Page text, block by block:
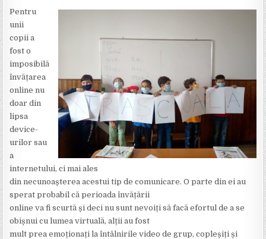
Pentru
unii
copii a
fost o
imposibilă
învățarea
online nu
doar din
lipsa
device-
urilor sau
a
internetului, ci mai ales
din necunoașterea acestui tip de comunicare. O parte din ei au
sperat probabil că perioada învățării
online va fi scurtă și deci nu sunt nevoiți să facă efortul de a se
obișnui cu lumea virtuală, alții au fost
mult prea emoționați la întâlnirile video de grup, copleșiți și